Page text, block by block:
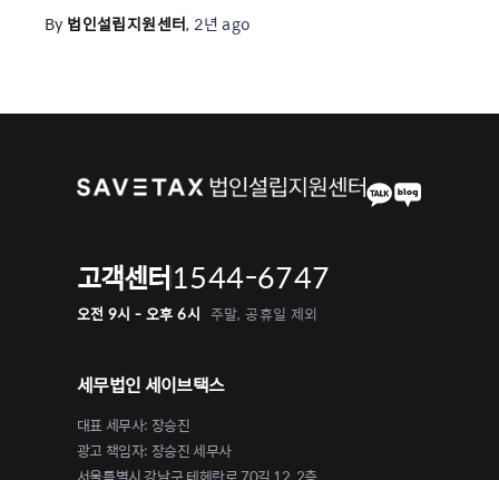
By 법인설립지원센터,2년 ago
고객센터1544-6747
오전 9시 - 오후 6시 주말, 공휴일 제외
세무법인 세이브택스
대표 세무사: 장승진
광고 책임자: 장승진 세무사